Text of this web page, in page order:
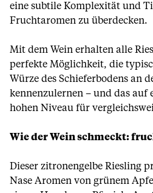
eine subtile Komplexität und
Fruchtaromen zu überdecken.
Mit dem Wein erhalten alle
perfekte Möglichkeit, die
Würze des Schieferbodens an
kennenzulernen – und das auf
hohen Niveau für
Wie der Wein schmeckt:
Dieser zitronengelbe Riesling
Nase Aromen von grünem